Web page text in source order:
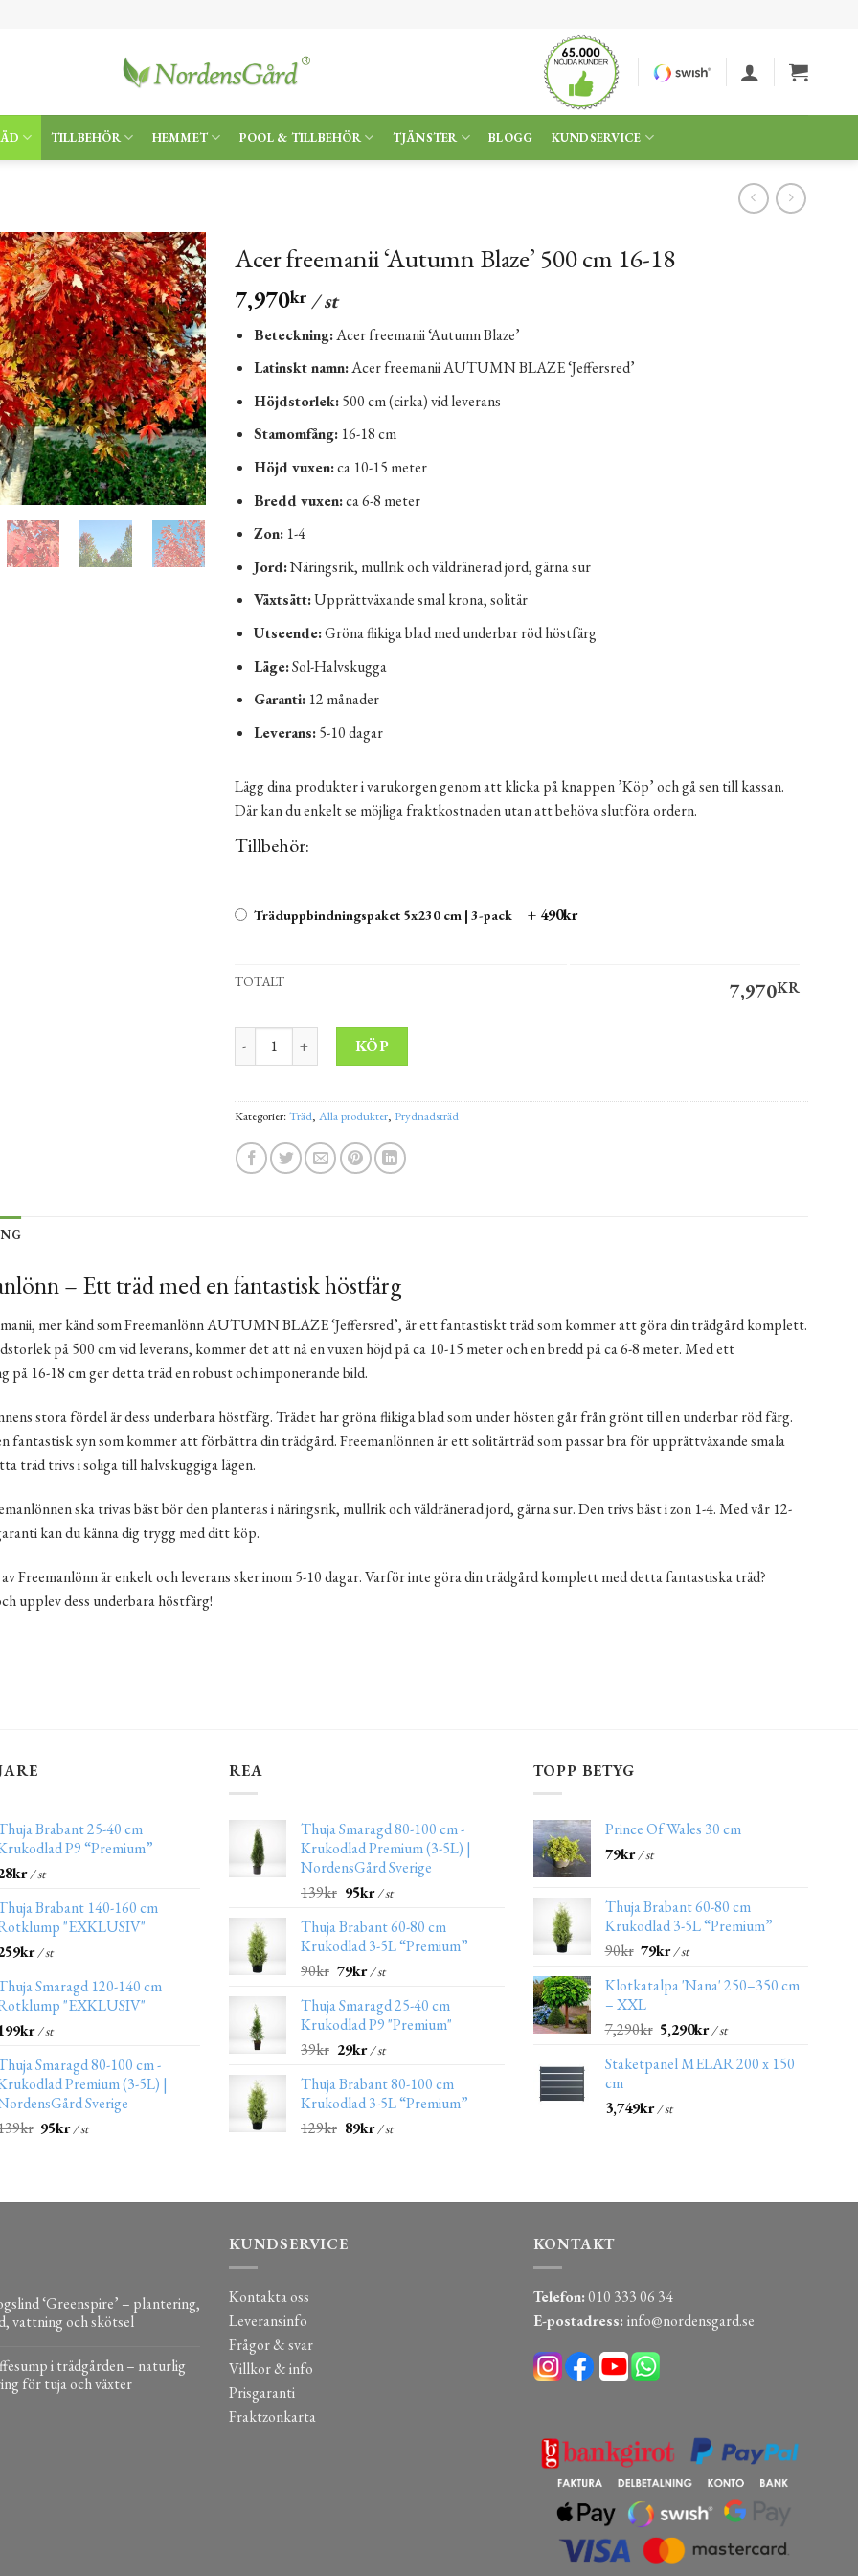
TILLBEHÖR HEMMET POOL & TILLBEHÖR TJÄNSTER BLOGG KUNDSERVICE
Acer freemanii ‘Autumn Blaze’ 500 cm 16-18
7,970kr/ st
Beteckning:Acer freemanii ‘Autumn Blaze’
Latinskt namn:Acer freemanii AUTUMN BLAZE ‘Jeffersred’
Höjdstorlek:500 cm (cirka) vid leverans
Stamomfång: 16-18 cm
Höjd vuxen:ca 10-15 meter
Bredd vuxen:ca 6-8 meter
Zon: 1-4
Jord:Näringsrik, mullrik och väldränerad jord, gärna sur
Växtsätt:Upprättväxande smal krona, solitär
Utseende:Gröna flikiga blad med underbar röd höstfärg
Läge:Sol-Halvskugga
Garanti: 12 månader
Leverans:5-10 dagar
Lägg dina produkter i varukorgen genom att klicka på knappen ’Köp’ och gå sen till kassan.
Där kan du enkelt se möjliga fraktkostnaden utan att behöva slutföra ordern.
Tillbehör:
Träduppbindningspaket 5x230 cm | 3-pack + 490kr
TOTALT 7,970KR
Acer freemanii 'Autumn Blaze' 500 cm 16-18 mängd
KÖP
Kategorier:Träd, Alla produkter, Prydnadsträd
– Ett träd med en fantastisk höstfärg
mer känd som Freemanlönn AUTUMN BLAZE ‘Jeffersred’, är ett fantastiskt träd som kommer att göra din trädgård komplett.
på 500 cm vid leverans, kommer det att nå en vuxen höjd på ca 10-15 meter och en bredd på ca 6-8 meter. Med ett
på 16-18 cm ger detta träd en robust och imponerande bild.
stora fördel är dess underbara höstfärg. Trädet har gröna flikiga blad som under hösten går från grönt till en underbar röd färg.
fantastisk syn som kommer att förbättra din trädgård. Freemanlönnen är ett solitärträd som passar bra för upprättväxande smala
träd trivs i soliga till halvskuggiga lägen.
ska trivas bäst bör den planteras i näringsrik, mullrik och väldränerad jord, gärna sur. Den trivs bäst i zon 1-4. Med vår 12-
kan du känna dig trygg med ditt köp.
Freemanlönn är enkelt och leverans sker inom 5-10 dagar. Varför inte göra din trädgård komplett med detta fantastiska träd?
upplev dess underbara höstfärg!
Brabant 25-40 cm
P9 “Premium”
kr/ st
Brabant 140-160 cm
"EXKLUSIV"
kr/ st
Smaragd 120-140 cm
"EXKLUSIV"
kr/ st
Smaragd 80-100 cm -
Premium (3-5L) |
Sverige
kr 95kr/ st
REA
Thuja Smaragd 80-100 cm -
Krukodlad Premium (3-5L) |
NordensGård Sverige
139kr 95kr/ st
Thuja Brabant 60-80 cm
Krukodlad 3-5L “Premium”
90kr 79kr/ st
Thuja Smaragd 25-40 cm
Krukodlad P9 "Premium"
39kr 29kr/ st
Thuja Brabant 80-100 cm
Krukodlad 3-5L “Premium”
129kr 89kr/ st
TOPP BETYG
Prince Of Wales 30 cm
79kr/ st
Thuja Brabant 60-80 cm
Krukodlad 3-5L “Premium”
90kr 79kr/ st
Klotkatalpa 'Nana' 250–350 cm
– XXL
7,290kr 5,290kr/ st
Staketpanel MELAR 200 x 150
cm
3,749kr/ st
‘Greenspire’ – plantering,
vattning och skötsel
i trädgården – naturlig
för tuja och växter
KUNDSERVICE
Kontakta oss
Leveransinfo
Frågor & svar
Villkor & info
Prisgaranti
Fraktzonkarta
KONTAKT
Telefon:010 333 06 34
E-postadress: info@nordensgard.se